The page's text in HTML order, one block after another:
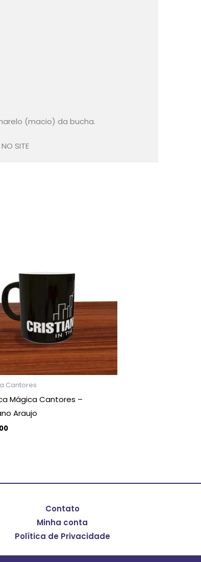
(macio) da bucha.
SITE
Cantores
Mágica Cantores –
Araujo
várias
variantes.
As
opções
podem
ser
escolhidas
na
Contato
Minha conta
Política de Privacidade